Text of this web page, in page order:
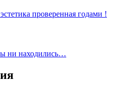
проверенная годами !
ни находились…